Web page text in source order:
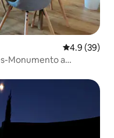
Calificación
4.9 (39)
Monumento a